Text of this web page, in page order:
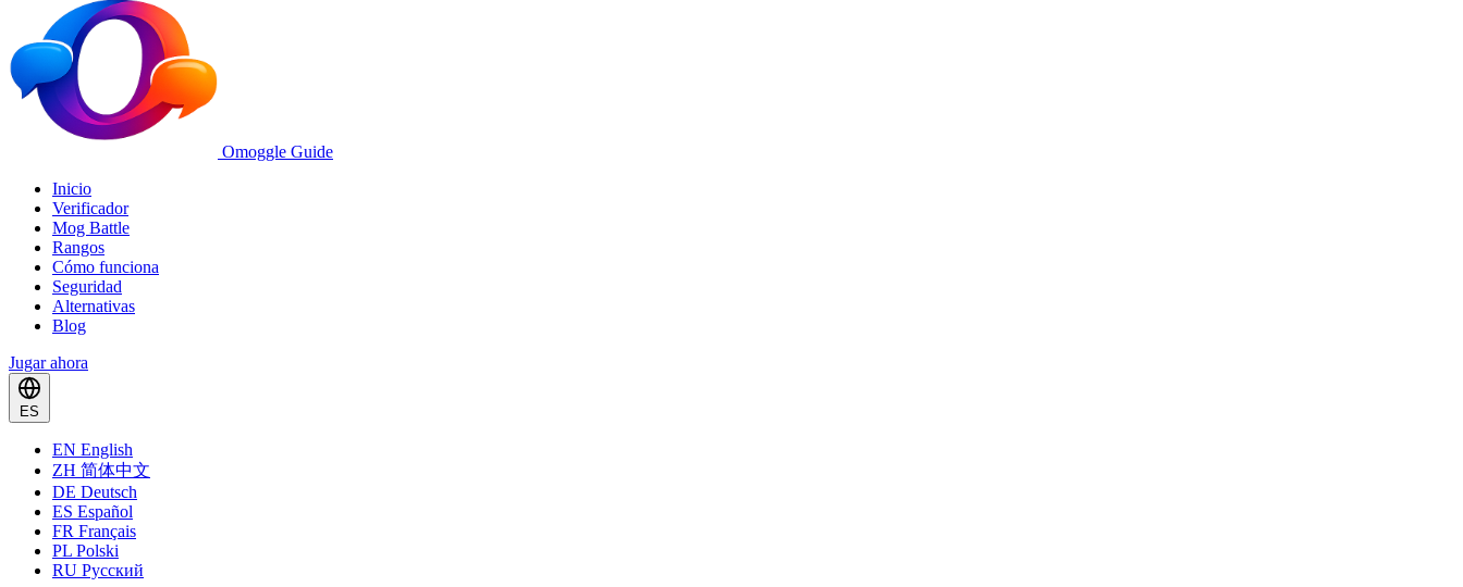
Omoggle Guide
Inicio
Verificador
Mog Battle
Rangos
Cómo funciona
Seguridad
Alternativas
Blog
Jugar ahora
ES
EN English
ZH 简体中文
DE Deutsch
ES Español
FR Français
PL Polski
RU Русский